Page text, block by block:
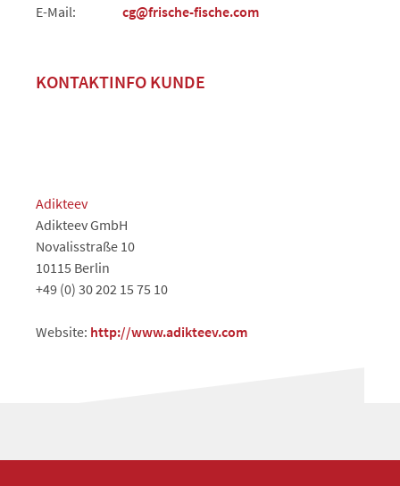
E-Mail:
cg@frische-fische.com
KONTAKTINFO KUNDE
Adikteev
Adikteev GmbH
Novalisstraße 10
10115 Berlin
+49 (0) 30 202 15 75 10
Website: http://www.adikteev.com